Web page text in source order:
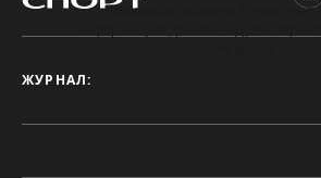
Произошла ошибка. Чтобы
ЖУРНАЛ: